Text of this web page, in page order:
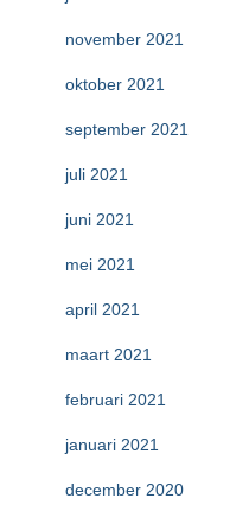
november 2021
oktober 2021
september 2021
juli 2021
juni 2021
mei 2021
april 2021
maart 2021
februari 2021
januari 2021
december 2020